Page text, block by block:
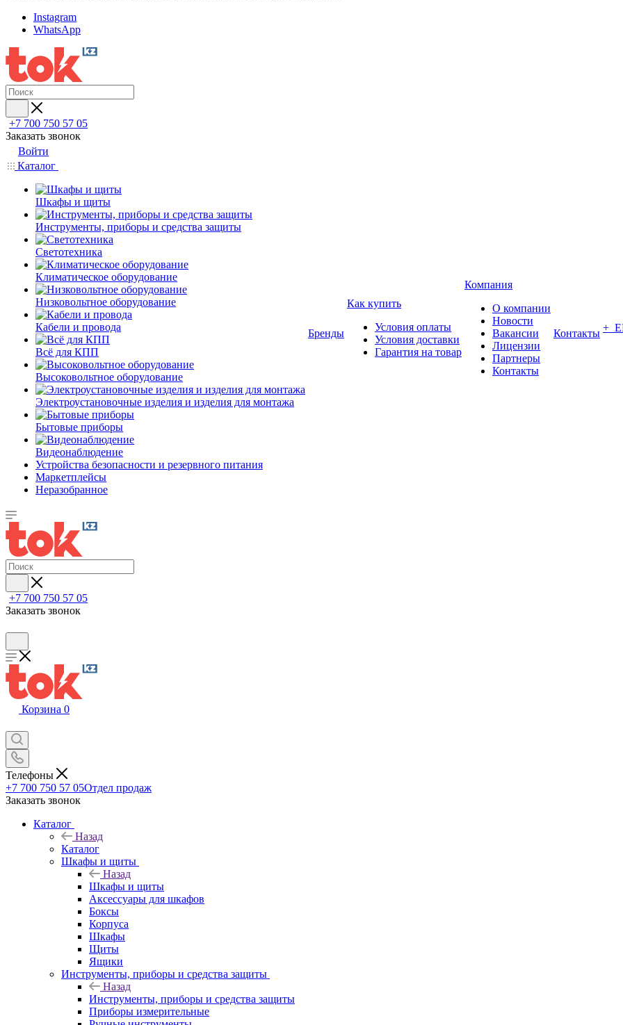
Instagram
WhatsApp
+7 700 750 57 05
Заказать звонок
Войти
Каталог
Шкафы и щиты
Инструменты, приборы и средства защиты
Светотехника
Климатическое оборудование
Низковольтное оборудование
Кабели и провода
Всё для КПП
Высоковольтное оборудование
Электроустановочные изделия и изделия для монтажа
Бытовые приборы
Видеонаблюдение
Устройства безопасности и резервного питания
Маркетплейсы
Неразобранное
Бренды
Как купить
Условия оплаты
Условия доставки
Гарантия на товар
Компания
О компании
Новости
Вакансии
Лицензии
Партнеры
Контакты
Контакты +
+7 700 750 57 05
Заказать звонок
Корзина 0
Телефоны
+7 700 750 57 05Отдел продаж
Заказать звонок
Каталог
Назад
Каталог
Шкафы и щиты
Назад
Шкафы и щиты
Аксессуары для шкафов
Боксы
Корпуса
Шкафы
Щиты
Ящики
Инструменты, приборы и средства защиты
Назад
Инструменты, приборы и средства защиты
Приборы измерительные